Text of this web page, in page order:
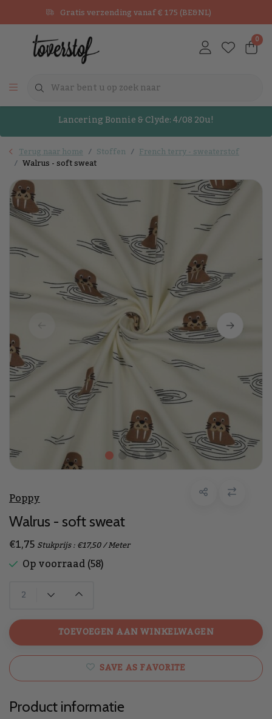
Gratis verzending vanaf € 175 (BE&NL)
0
Lancering Bonnie & Clyde: 4/08 20u!
Terug naar home Stoffen French terry - sweaterstof
Walrus - soft sweat
Poppy
Walrus - soft sweat
€1,75Stukprijs : €17,50 / Meter
Op voorraad (58)
TOEVOEGEN AAN WINKELWAGEN
SAVE AS FAVORITE
Product informatie